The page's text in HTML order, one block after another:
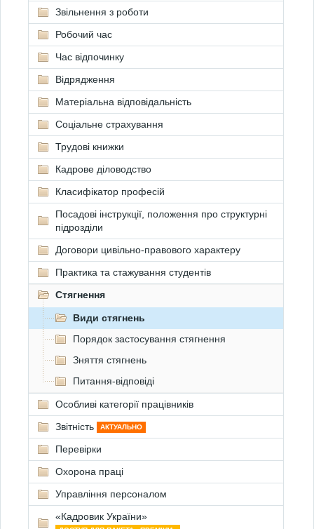
Звільнення з роботи
Робочий час
Час відпочинку
Відрядження
Матеріальна відповідальність
Соціальне страхування
Трудові книжки
Кадрове діловодство
Класифікатор професій
Посадові інструкції, положення про структурні
підрозділи
Договори цивільно-правового характеру
Практика та стажування студентів
Стягнення
Види стягнень
Порядок застосування стягнення
Зняття стягнень
Питання-відповіді
Особливі категорії працівників
Звітність
АКТУАЛЬНО
Перевірки
Охорона праці
Управління персоналом
«Кадровик України»